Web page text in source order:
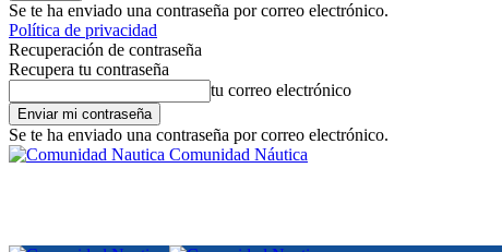
Se te ha enviado una contraseña por correo electrónico.
Política de privacidad
Recuperación de contraseña
Recupera tu contraseña
tu correo electrónico
Se te ha enviado una contraseña por correo electrónico.
Comunidad Náutica